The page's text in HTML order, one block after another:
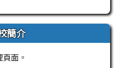
簡介
面。